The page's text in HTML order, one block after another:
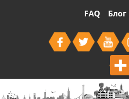
FAQ Блог
Share